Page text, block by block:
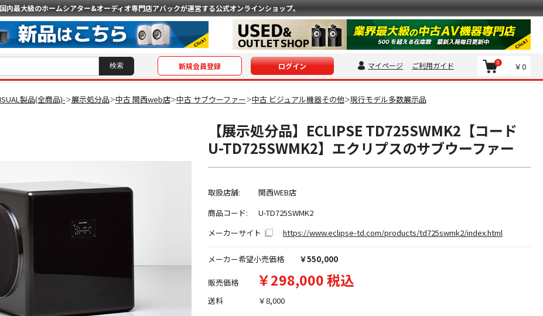
国内最大級のホームシアター&オーディオ専門店アバックが運営する公式オンラインショップ。
新規会員登録 ログイン マイページ ご利用ガイド ￥0
0
製品(全商品)-＞展示処分品＞中古 関西web店＞中古 サブウーファー＞中古 ビジュアル機器その他＞現行モデル多数展示品
【展示処分品】ECLIPSE TD725SWMK2【コード
U-TD725SWMK2】エクリプスのサブウーファー
取扱店舗:
関西WEB店
商品コード:
U-TD725SWMK2
メーカーサイト
https://www.eclipse-td.com/products/td725swmk2/index.html
メーカー希望小売価格 ￥550,000
販売価格 ￥298,000 税込
送料 ￥8,000